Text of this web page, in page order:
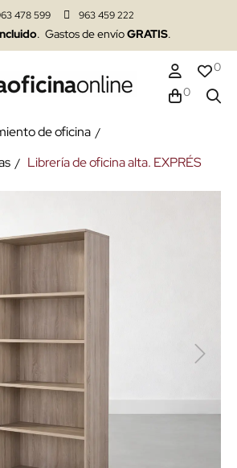
478 599 963 459 222
. Gastos de envíoGRATIS.
0
0
de oficina
Librería de oficina alta. EXPRÉS